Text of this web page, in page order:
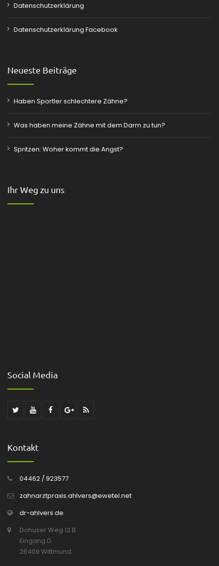
Datenschutzerklärung
Datenschutzerklärung Facebook
Neueste Beiträge
Haben Sportler schlechtere Zähne?
Was haben meine Zähne mit dem Darm zu tun?
Spritzen: Woher kommt die Angst?
Ihr Weg zu uns
Social Media
Kontakt
04462 / 923577
zahnarztpraxis.ahlvers@ewetel.net
dr-ahlvers.de
Dohuser Weg 12 B
Eingang D
26409 Wittmund